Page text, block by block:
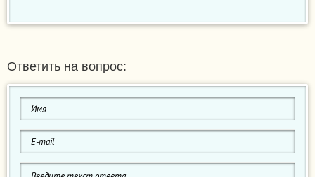
Ответить на вопрос: